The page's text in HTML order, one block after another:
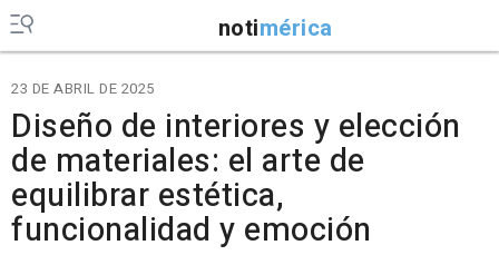
notimérica
23 DE ABRIL DE 2025
Diseño de interiores y elección
de materiales: el arte de
equilibrar estética,
funcionalidad y emoción